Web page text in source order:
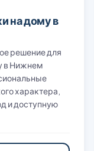
на дому в
решение для
в Нижнем
характера,
и доступную